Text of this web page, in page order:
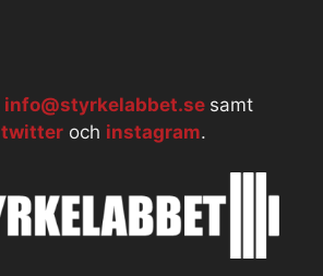
info@styrkelabbet.se samt
twitter och instagram.